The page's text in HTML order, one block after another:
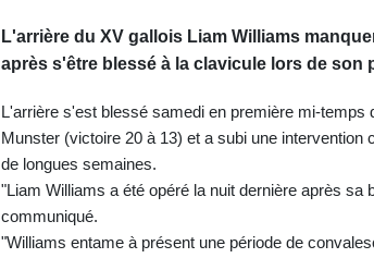
L'arrière du XV gallois Liam Williams
après s'être blessé à la clavicule lors de son
L'arrière s'est blessé samedi en première mi-
Munster (victoire 20 à 13) et a subi une
de longues semaines.
"Liam Williams a été opéré la nuit dernière après
communiqué.
"Williams entame à présent une période de